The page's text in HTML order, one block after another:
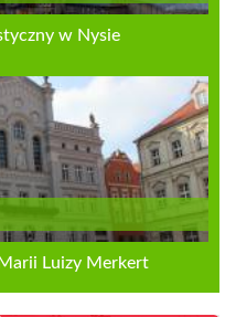
w Nysie
Luizy Merkert